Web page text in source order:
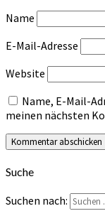
Name
E-Mail-Adresse
Website
Name, E-Mail-
meinen nächsten
Suche
Suchen nach: